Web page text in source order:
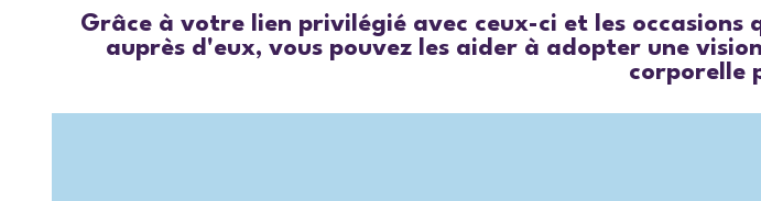
Grâce à votre lien privilégié avec ceux-ci et les
auprès d'eux, vous pouvez les aider à adopter une
corporelle